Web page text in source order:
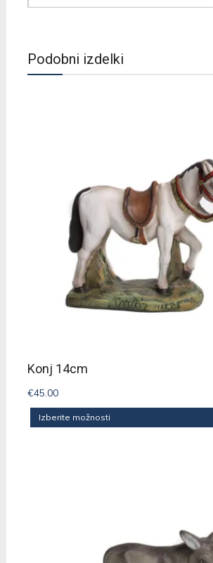
Podobni izdelki
Konj 14cm
€45.00
Izberite možnosti